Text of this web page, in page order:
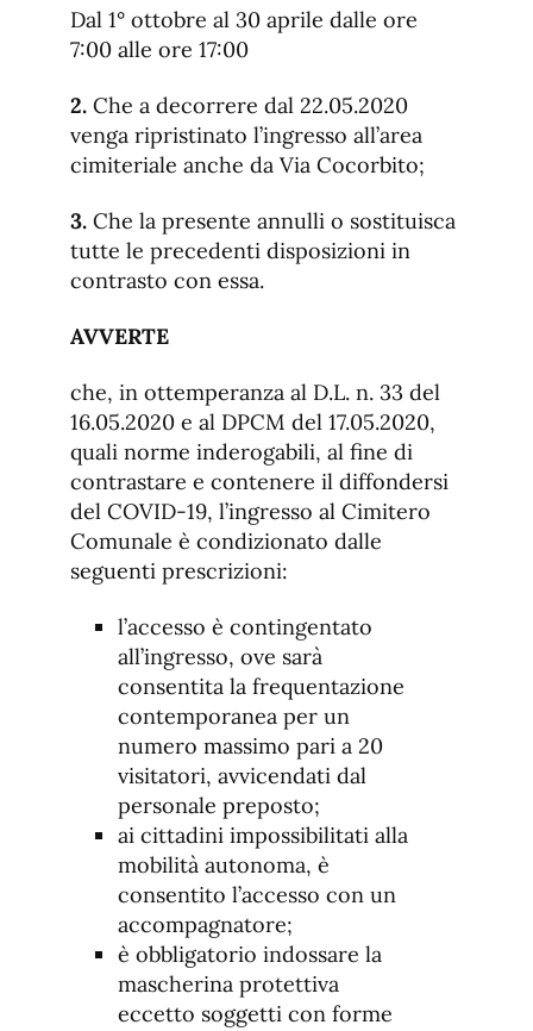
Dal 1° ottobre al 30 aprile dalle ore
7:00 alle ore 17:00
2. Che a decorrere dal 22.05.2020
venga ripristinato l’ingresso all’area
cimiteriale anche da Via Cocorbito;
3. Che la presente annulli o sostituisca
tutte le precedenti disposizioni in
contrasto con essa.
AVVERTE
che, in ottemperanza al D.L. n. 33 del
16.05.2020 e al DPCM del 17.05.2020,
quali norme inderogabili, al fine di
contrastare e contenere il diffondersi
del COVID-19, l’ingresso al Cimitero
Comunale è condizionato dalle
seguenti prescrizioni:
l’accesso è contingentato
all’ingresso, ove sarà
consentita la frequentazione
contemporanea per un
numero massimo pari a 20
visitatori, avvicendati dal
personale preposto;
ai cittadini impossibilitati alla
mobilità autonoma, è
consentito l’accesso con un
accompagnatore;
è obbligatorio indossare la
mascherina protettiva
eccetto soggetti con forme